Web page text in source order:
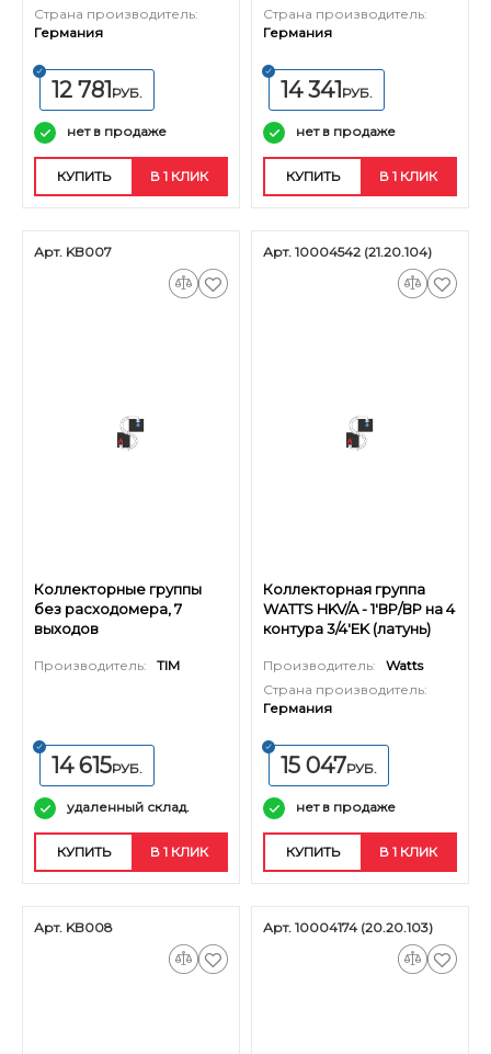
Страна производитель:
Германия
12 781РУБ.
нет в продаже
КУПИТЬ В 1 КЛИК
Страна производитель:
Германия
14 341РУБ.
нет в продаже
КУПИТЬ В 1 КЛИК
Арт. KB007
Коллекторные группы
без расходомера, 7
выходов
Производитель: TIM
14 615РУБ.
удаленный склад.
КУПИТЬ В 1 КЛИК
Арт. 10004542 (21.20.104)
Коллекторная группа
WATTS HKV/A - 1'ВР/ВР на 4
контура 3/4'EK (латунь)
Производитель:
Watts
Страна производитель:
Германия
15 047РУБ.
нет в продаже
КУПИТЬ В 1 КЛИК
Арт. KB008 Арт. 10004174 (20.20.103)